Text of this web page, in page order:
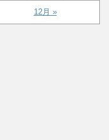
12月 »